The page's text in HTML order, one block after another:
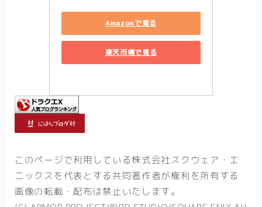
Amazonで見る
楽天市場で見る
このページで利用している株式会社スクウェア・エ
ニックスを代表とする共同著作者が権利を所有する
画像の転載・配布は禁止いたします。